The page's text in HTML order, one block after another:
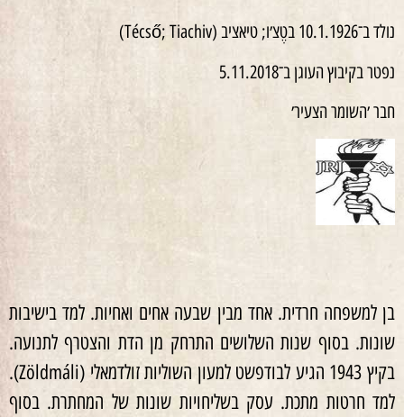
נולד ב־10.1.1926 בטֶצ׳ו; טיאציב (Técső; Tiachiv)
נפטר בקיבוץ העוגן ב־5.11.2018
חבר ׳השומר הצעיר׳
בן למשפחה חרדית. אחד מבין שבעה אחים ואחיות. למד בישיבות
שונות. בסוף שנות השלושים התרחק מן הדת והצטרף לתנועה.
בקיץ 1943 הגיע לבודפשט למעון השוליות זולדמאלי (Zöldmáli).
למד חרטות מתכת. עסק בשליחויות שונות של המחתרת. בסוף